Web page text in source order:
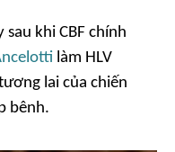
khi CBF chính
làm HLV
lai của chiến
bênh.